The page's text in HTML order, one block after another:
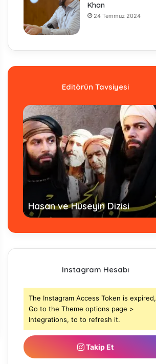
Khan
24 Temmuz 2024
Editörün Tavsiyesi
Hasan ve Hüseyin Dizisi
Instagram Hesabı
The Instagram Access Token is expired,
Go to the Theme options page >
Integrations, to to refresh it.
Takip Et